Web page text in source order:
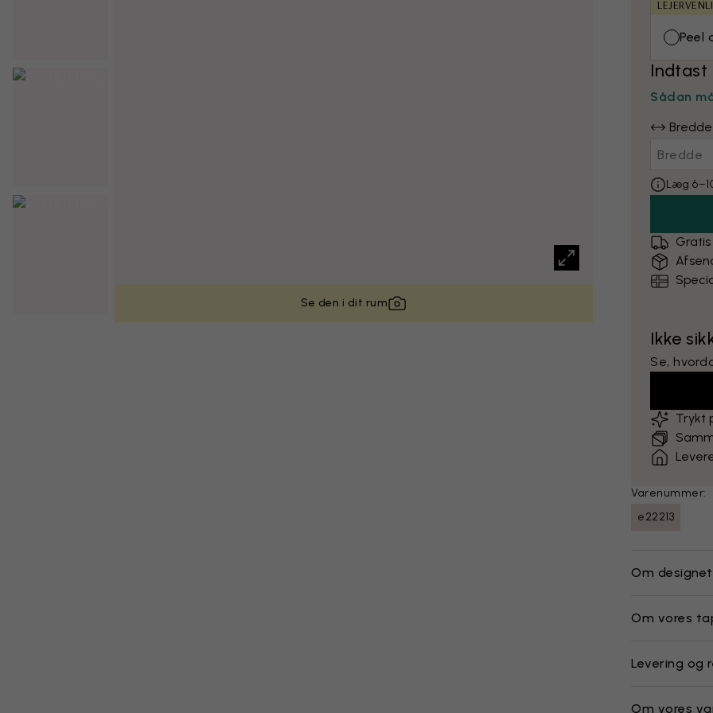
Se den i dit rum
Peel
Indtast
Sådan
Bredde
Læg
Ikke
Se,
Trykt
Varenummer:
e22213
Om designet
Om vores
Levering og
Om vores